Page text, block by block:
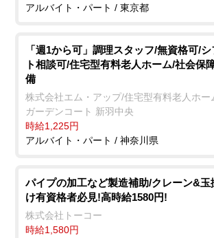
アルバイト・パート / 東京都
「週1から可」調理スタッフ/無資格可/シ
ト相談可/住宅型有料老人ホーム/社会保
備
株式会社エム・アップ/住宅型有料老人ホー
ガーデンコート 新羽中央
時給1,225円
アルバイト・パート / 神奈川県
パイプの加工など製造補助/クレーン&玉
け有資格者必見!高時給1580円!
株式会社トーコー
時給1,580円